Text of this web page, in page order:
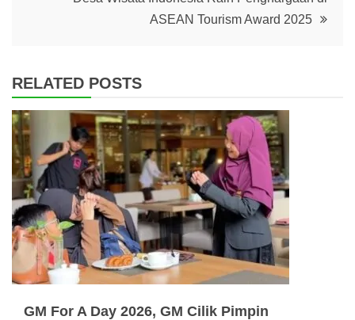
ASEAN Tourism Award 2025
RELATED POSTS
GM For A Day 2026, GM Cilik Pimpin